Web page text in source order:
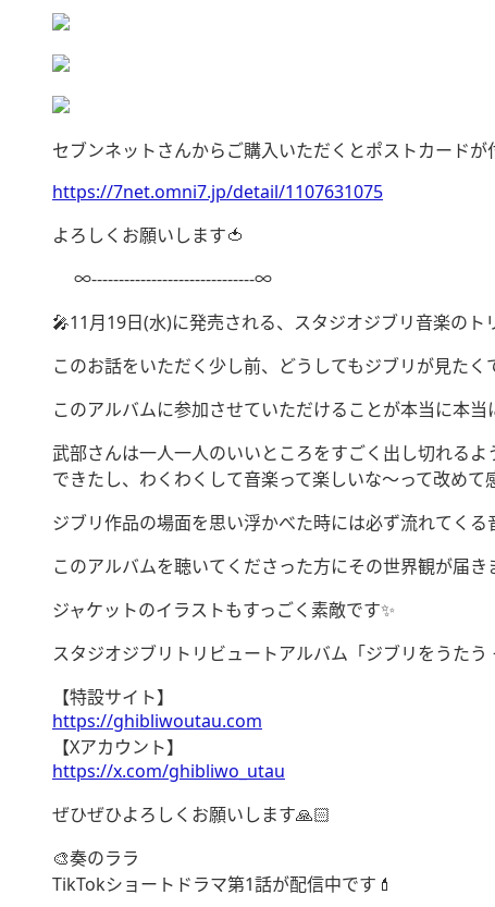
セブンネットさんからご購入いただくとポストカード
https://7net.omni7.jp/detail/1107631075
よろしくお願いします🍅
∞------------------------------∞
🎤11月19日(水)に発売される、スタジオジブリ音楽の
このお話をいただく少し前、どうしてもジブリが見た
このアルバムに参加させていただけることが本当に本当
武部さんは一人一人のいいところをすごく出し切れる
できたし、わくわくして音楽って楽しいな〜って改めて
ジブリ作品の場面を思い浮かべた時には必ず流れてく
このアルバムを聴いてくださった方にその世界観が届
ジャケットのイラストもすっごく素敵です✨
スタジオジブリトリビュートアルバム「ジブリをうたう
【特設サイト】
https://ghibliwoutau.com
【Xアカウント】
https://x.com/ghibliwo_utau
ぜひぜひよろしくお願いします🙏🏻‎
🎨奏のララ
TikTokショートドラマ第1話が配信中です💄